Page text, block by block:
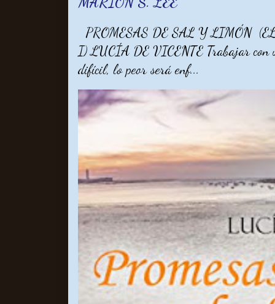
PROMESAS DE SAL Y LIMÓN
I) LUCÍA DE VICENTE Trabajar con
difícil, lo peor será enf...